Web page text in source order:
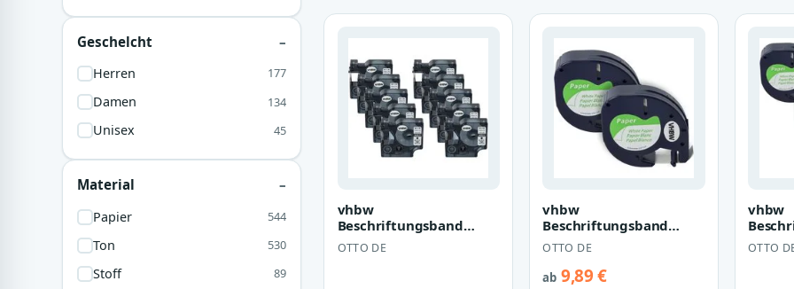
Geschelcht
Herren 177
Damen 134
Unisex 45
Material
Papier 544
Ton 530
Stoff 89
vhbw
Beschriftungsband
passend für Dymo
LabelManager 100,
OTTO DE
vhbw
Beschriftungsband
passend für Dymo
LetraTag LT-100H, LT-
100T, QX5…
OTTO DE
ab 9,89 €
vhbw
OTTO